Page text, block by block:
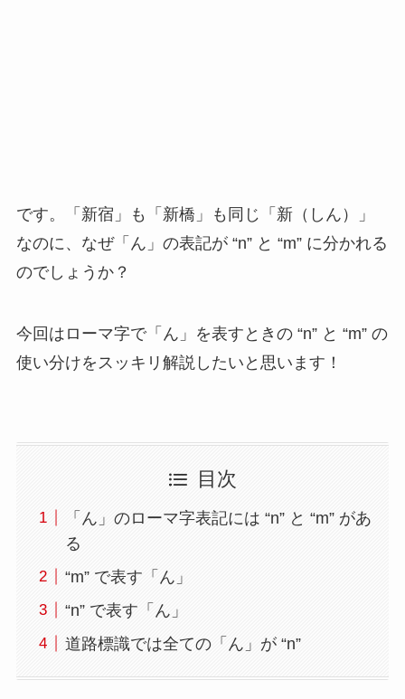
です。「新宿」も「新橋」も同じ「新（しん）」
なのに、なぜ「ん」の表記が “n” と “m” に分かれる
のでしょうか？
今回はローマ字で「ん」を表すときの “n” と “m” の
使い分けをスッキリ解説したいと思います！
目次
「ん」のローマ字表記には “n” と “m” があ
る
“m” で表す「ん」
“n” で表す「ん」
道路標識では全ての「ん」が “n”